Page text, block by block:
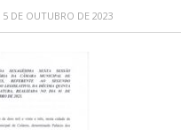
5 DE OUTUBRO DE 2023